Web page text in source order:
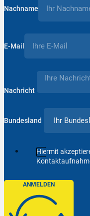
Nachname
E-Mail
Nachricht
Bundesland
Hiermit
ANMELDEN